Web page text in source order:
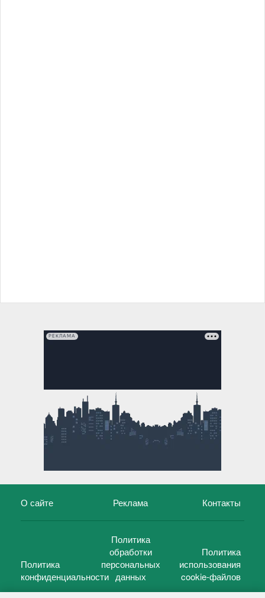
РЕКЛАМА
О сайте Реклама Контакты
Политика
конфиденциальности
Политика
обработки
персональных
данных
Политика
использования
cookie-файлов